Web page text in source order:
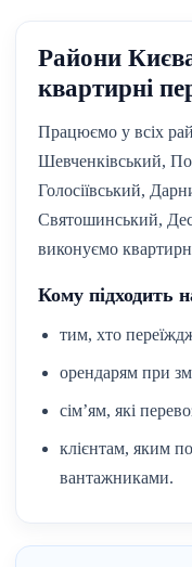
Райони
квартирні
Працюємо у всіх
Шевченківський,
Голосіївський,
Святошинський,
виконуємо
Кому підходить
тим, хто
орендарям при
сім’ям, які
клієнтам, яким
вантажниками.